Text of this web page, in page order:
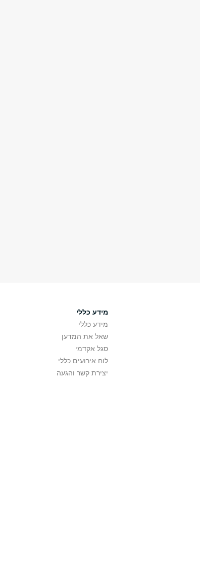
מידע כללי
מידע כללי
שאל את המדען
סגל אקדמי
לוח אירועים כללי
יצירת קשר והגעה